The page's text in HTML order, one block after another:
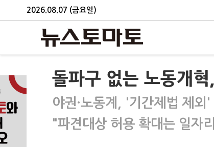
2026.08.07 (금요일)
돌파구 없는 노동개
야권·노동계, '기간제법 제외
"파견대상 허용 확대는 일자